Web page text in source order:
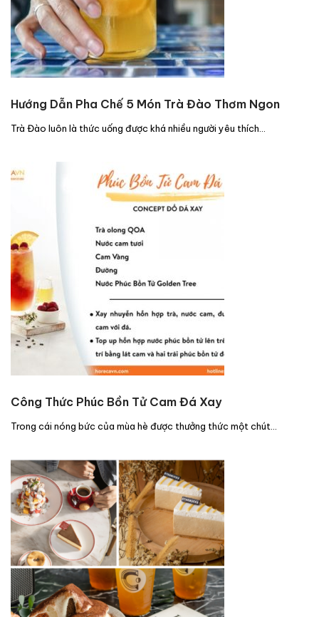
Hướng Dẫn Pha Chế 5 Món Trà Đào Thơm Ngon
Trà Đào luôn là thức uống được khá nhiều người yêu thích…
Công Thức Phúc Bồn Tử Cam Đá Xay
Trong cái nóng bức của mùa hè được thưởng thức một chút…